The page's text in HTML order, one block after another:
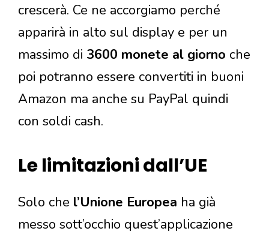
crescerà. Ce ne accorgiamo perché
apparirà in alto sul display e per un
massimo di 3600 monete al giorno che
poi potranno essere convertiti in buoni
Amazon ma anche su PayPal quindi
con soldi cash.
Le limitazioni dall’UE
Solo che l’Unione Europea ha già
messo sott’occhio quest’applicazione